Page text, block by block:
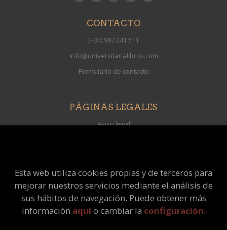
CONTACTO
(+34) 987 241 511
info@universitarialibros.com
Formulario de contacto
PÁGINAS LEGALES
Aviso legal
Política de Cookies
ATENCIÓN AL CLIENTE
Esta web utiliza cookies propias y de terceros para
mejorar nuestros servicios mediante el análisis de
sus hábitos de navegación. Puede obtener más
información aquío cambiar la configuración.